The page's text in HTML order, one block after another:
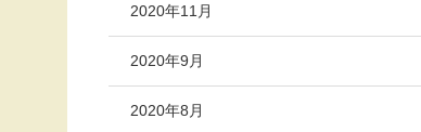
2020年11月
2020年9月
2020年8月